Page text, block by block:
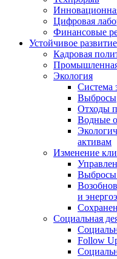
Цифровая
Финансовые
Устойчивое развитие
Кадровая
Промышленная
Экология
Система
Выбросы
Отходы
Водные
активам
Изменение
Выбросы
и
Социальная
Follow